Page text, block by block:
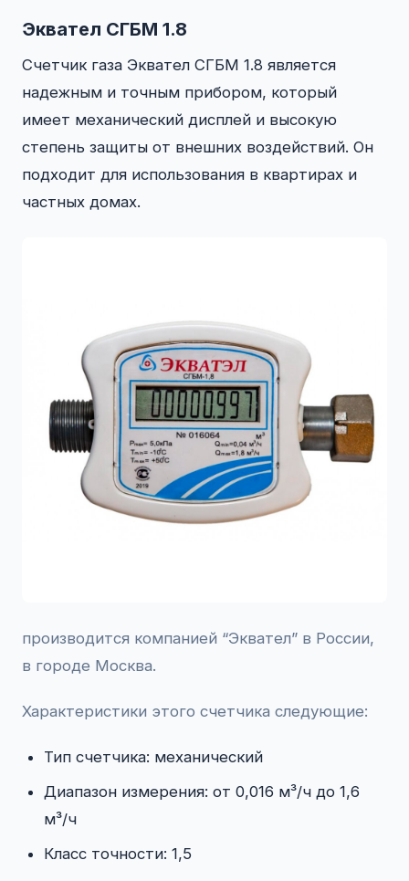
Эквател СГБМ 1.8
Счетчик газа Эквател СГБМ 1.8 является
надежным и точным прибором, который
имеет механический дисплей и высокую
степень защиты от внешних воздействий. Он
подходит для использования в квартирах и
частных домах.
производится компанией “Эквател” в России,
в городе Москва.
Характеристики этого счетчика следующие:
Тип счетчика: механический
Диапазон измерения: от 0,016 м³/ч до 1,6
м³/ч
Класс точности: 1,5